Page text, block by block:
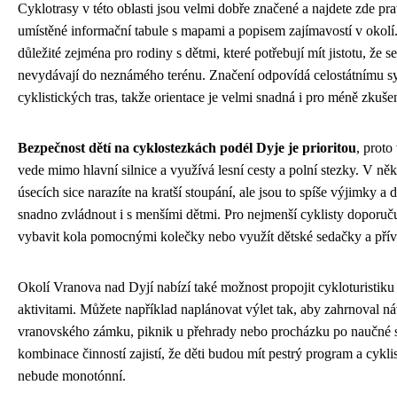
Cyklotrasy v této oblasti jsou velmi dobře značené a najdete zde
umístěné informační tabule s mapami a popisem zajímavostí v
důležité zejména pro rodiny s dětmi, které potřebují mít jistotu, že se
nevydávají do neznámého terénu. Značení odpovídá celostátnímu
cyklistických tras, takže orientace je velmi snadná i pro méně
Bezpečnost dětí na cyklostezkách podél Dyje je prioritou, proto
vede mimo hlavní silnice a využívá lesní cesty a polní stezky. V
úsecích sice narazíte na kratší stoupání, ale jsou to spíše výjimky a
snadno zvládnout i s menšími dětmi. Pro nejmenší cyklisty
vybavit kola pomocnými kolečky nebo využít dětské sedačky a
Okolí Vranova nad Dyjí nabízí také možnost propojit cykloturistiku
aktivitami. Můžete například naplánovat výlet tak, aby zahrnoval
vranovského zámku, piknik u přehrady nebo procházku po naučné
kombinace činností zajistí, že děti budou mít pestrý program a
nebude monotónní.